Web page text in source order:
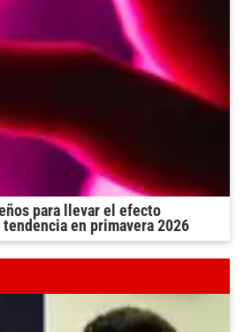
para llevar el efecto
en primavera 2026